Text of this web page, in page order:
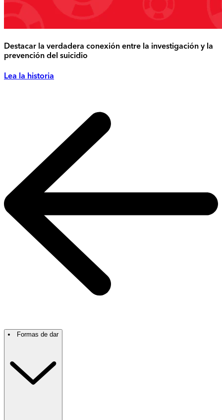
Destacar la verdadera conexión entre la investigación y la
prevención del suicidio
Lea la historia
Formas de dar